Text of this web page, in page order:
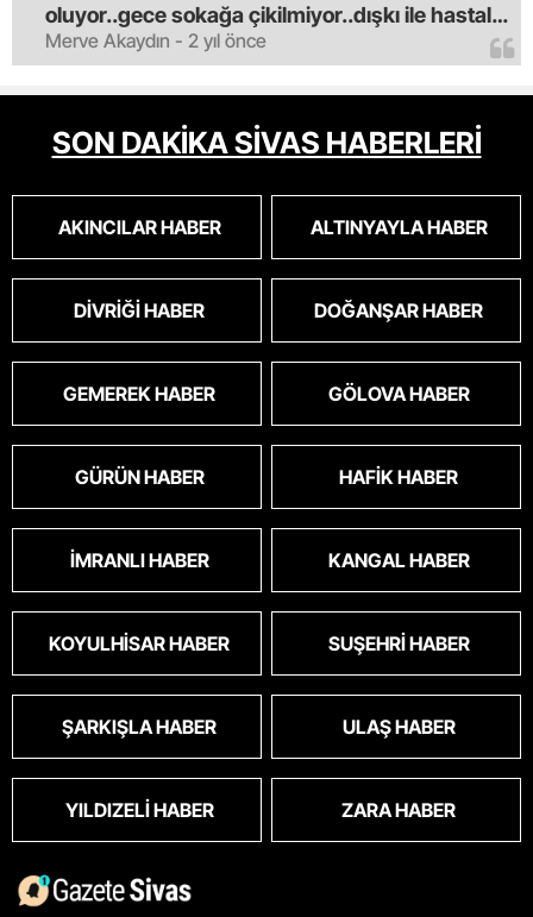
Merve Akaydın - 2 yıl önce
oluyor..gece sokağa çikilmiyor..dışkı ile hastalık
saciyorlar.araba ve taksi olmadan eve
gldemiyoruz.artik bıktık.mama lobisinden para
alan tipler yüzünden bu vahşi hayvanlar
masum algısı yapılıyor.iki gün aç kalsa kendi
cinsini bile öldüren bu kopekler derhal
oldu.korkuyoruz.
SON DAKİKA SİVAS HABERLERİ
AKINCILAR HABER ALTINYAYLA HABER
DIVRIĞI HABER DOĞANŞAR HABER
GEMEREK HABER GÖLOVA HABER
GÜRÜN HABER HAFIK HABER
İMRANLI HABER KANGAL HABER
KOYULHISAR HABER SUŞEHRI HABER
ŞARKIŞLA HABER ULAŞ HABER
YILDIZELI HABER ZARA HABER